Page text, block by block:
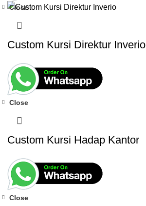
Close
Custom Kursi Direktur Inverio
Close
Custom Kursi Hadap Kantor
Close